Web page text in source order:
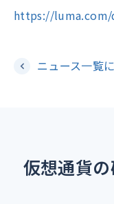
https://luma.com/
ニュース一覧
仮想通貨